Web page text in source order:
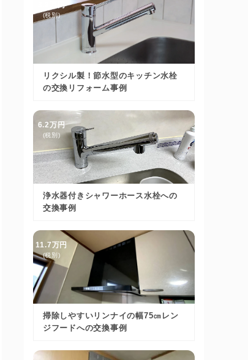
3.8万円
(税別)
リクシル製！節水型のキッチン水栓
の交換リフォーム事例
6.2万円
(税別)
浄水器付きシャワーホース水栓への
交換事例
11.7万円
(税別)
掃除しやすいリンナイの幅75㎝レン
ジフードへの交換事例